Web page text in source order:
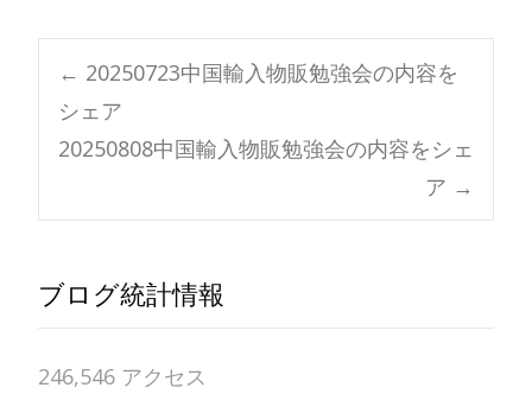
Post
navigation
← 20250723中国輸入物販勉強会の内容を
シェア
20250808中国輸入物販勉強会の内容をシェ
ア →
ブログ統計情報
246,546 アクセス